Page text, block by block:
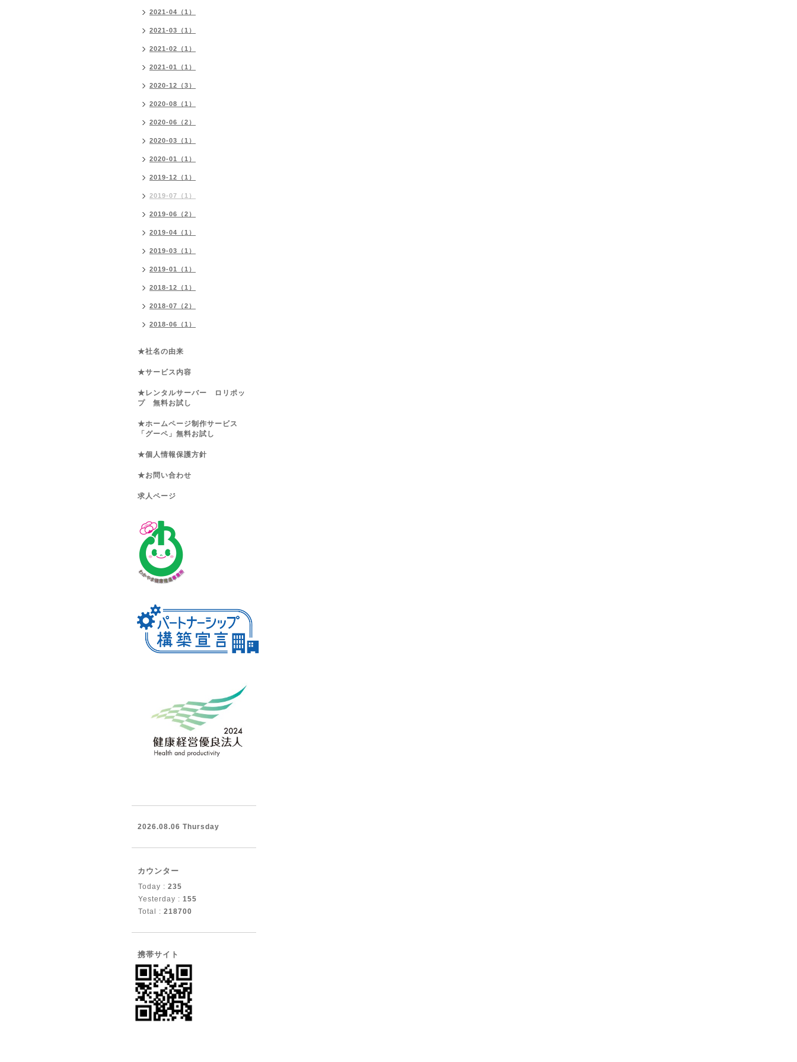
2021-04（1）
2021-03（1）
2021-02（1）
2021-01（1）
2020-12（3）
2020-08（1）
2020-06（2）
2020-03（1）
2020-01（1）
2019-12（1）
2019-07（1）
2019-06（2）
2019-04（1）
2019-03（1）
2019-01（1）
2018-12（1）
2018-07（2）
2018-06（1）
★社名の由来
★サービス内容
★レンタルサーバー ロリポッ
プ 無料お試し
★ホームページ制作サービス
「グーペ」無料お試し
★個人情報保護方針
★お問い合わせ
求人ページ
2026.08.06 Thursday
カウンター
Today : 235
Yesterday : 155
Total : 218700
携帯サイト